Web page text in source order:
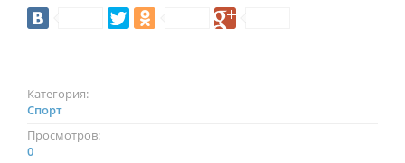
Категория:
Спорт
Просмотров:
0